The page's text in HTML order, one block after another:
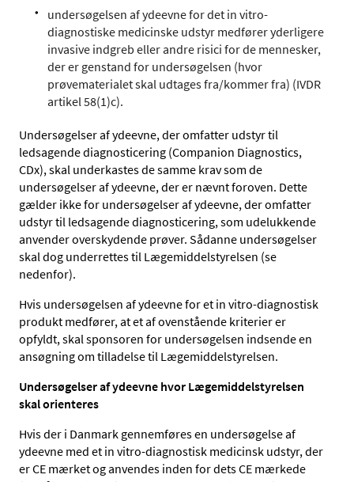
undersøgelsen af ydeevne for det in vitro-
diagnostiske medicinske udstyr medfører yderligere
invasive indgreb eller andre risici for de mennesker,
der er genstand for undersøgelsen (hvor
prøvematerialet skal udtages fra/kommer fra) (IVDR
artikel 58(1)c).
Undersøgelser af ydeevne, der omfatter udstyr til
ledsagende diagnosticering (Companion Diagnostics,
CDx), skal underkastes de samme krav som de
undersøgelser af ydeevne, der er nævnt foroven. Dette
gælder ikke for undersøgelser af ydeevne, der omfatter
udstyr til ledsagende diagnosticering, som udelukkende
anvender overskydende prøver. Sådanne undersøgelser
skal dog underrettes til Lægemiddelstyrelsen (se
nedenfor).
Hvis undersøgelsen af ydeevne for et in vitro-diagnostisk
produkt medfører, at et af ovenstående kriterier er
opfyldt, skal sponsoren for undersøgelsen indsende en
ansøgning om tilladelse til Lægemiddelstyrelsen.
Undersøgelser af ydeevne hvor Lægemiddelstyrelsen
skal orienteres
Hvis der i Danmark gennemføres en undersøgelse af
ydeevne med et in vitro-diagnostisk medicinsk udstyr, der
er CE mærket og anvendes inden for dets CE mærkede